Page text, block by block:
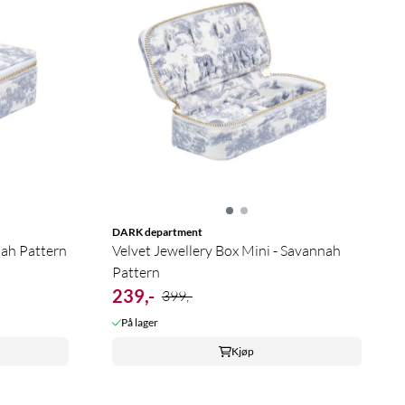
Pattern
DARK department
Velvet Jewellery Box Mini - Savannah
Pattern
239,- 399,-
På lager
Kjøp